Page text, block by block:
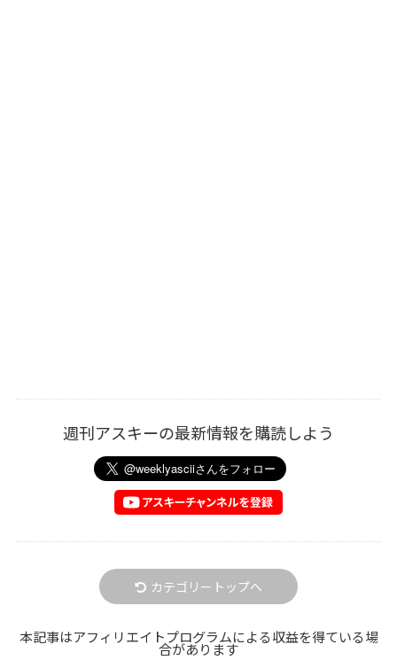
週刊アスキーの最新情報を購読しよう
カテゴリートップへ
本記事はアフィリエイトプログラムによる収益を得ている場
合があります